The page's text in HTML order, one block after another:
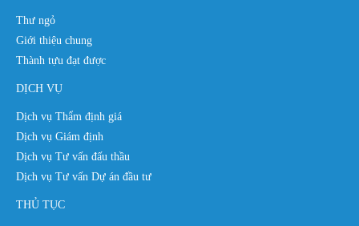
Thư ngỏ
Giới thiệu chung
Thành tựu đạt được
DỊCH VỤ
Dịch vụ Thẩm định giá
Dịch vụ Giám định
Dịch vụ Tư vấn đấu thầu
Dịch vụ Tư vấn Dự án đầu tư
THỦ TỤC